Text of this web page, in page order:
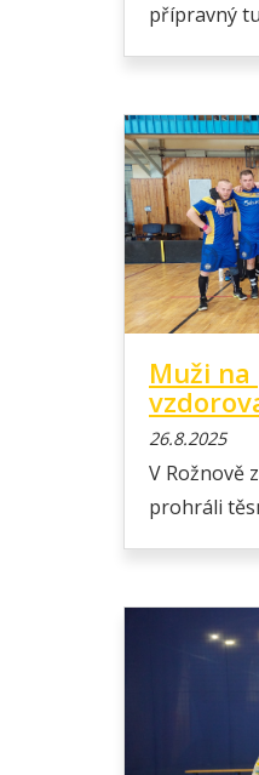
přípravný
Muži
26.8.2025
V Rožnově
prohráli